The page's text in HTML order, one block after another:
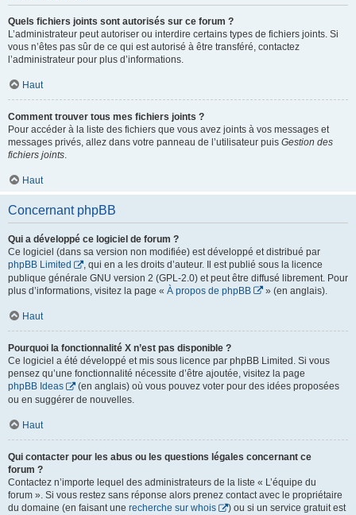
Quels fichiers joints sont autorisés sur ce forum ?
L’administrateur peut autoriser ou interdire certains types de fichiers joints. Si
vous n’êtes pas sûr de ce qui est autorisé à être transféré, contactez
l’administrateur pour plus d’informations.
Haut
Comment trouver tous mes fichiers joints ?
Pour accéder à la liste des fichiers que vous avez joints à vos messages et
messages privés, allez dans votre panneau de l’utilisateur puis Gestion des
fichiers joints.
Haut
Concernant phpBB
Qui a développé ce logiciel de forum ?
Ce logiciel (dans sa version non modifiée) est développé et distribué par
phpBB Limited
, qui en a les droits d’auteur. Il est publié sous la licence
publique générale GNU version 2 (GPL-2.0) et peut être diffusé librement. Pour
plus d’informations, visitez la page « À propos de phpBB » (en anglais).
Haut
Pourquoi la fonctionnalité X n’est pas disponible ?
Ce logiciel a été développé et mis sous licence par phpBB Limited. Si vous
pensez qu’une fonctionnalité nécessite d’être ajoutée, visitez la page
phpBB Ideas
(en anglais) où vous pouvez voter pour des idées proposées
ou en suggérer de nouvelles.
Haut
Qui contacter pour les abus ou les questions légales concernant ce
forum ?
Contactez n’importe lequel des administrateurs de la liste « L’équipe du
forum ». Si vous restez sans réponse alors prenez contact avec le propriétaire
du domaine (en faisant une recherche sur whois
) ou si un service gratuit est